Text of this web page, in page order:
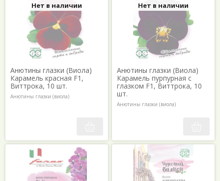
Нет в наличии
Анютины глазки (Виола)
Карамель красная F1,
Виттрока, 10 шт.
Анютины глазки (виола)
Нет в наличии
Анютины глазки (Виола)
Карамель пурпурная с
глазком F1, Виттрока, 10
шт.
Анютины глазки (виола)